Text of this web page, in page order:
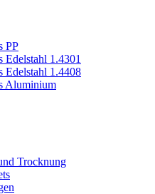
PP
Edelstahl 1.4301
Edelstahl 1.4408
Aluminium
Trocknung